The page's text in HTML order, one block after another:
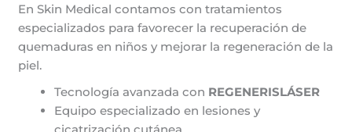
En Skin Medical contamos con tratamientos
especializados para favorecer la recuperación de
quemaduras en niños y mejorar la regeneración de la
piel.
Tecnología avanzada con REGENERISLÁSER
Equipo especializado en lesiones y